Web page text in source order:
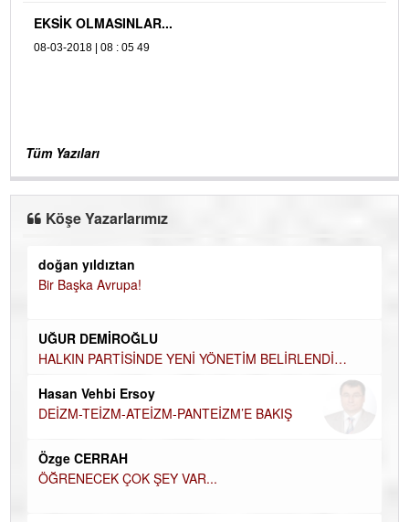
EKSİK OLMASINLAR...
08-03-2018 | 08 : 05 49
Tüm Yazıları
Köşe Yazarlarımız
doğan yıldıztan
Bir Başka Avrupa!
UĞUR DEMİROĞLU
HALKIN PARTİSİNDE YENİ YÖNETİM BELİRLENDİ…
Hasan Vehbi Ersoy
DEİZM-TEİZM-ATEİZM-PANTEİZM’E BAKIŞ
Özge CERRAH
ÖĞRENECEK ÇOK ŞEY VAR...